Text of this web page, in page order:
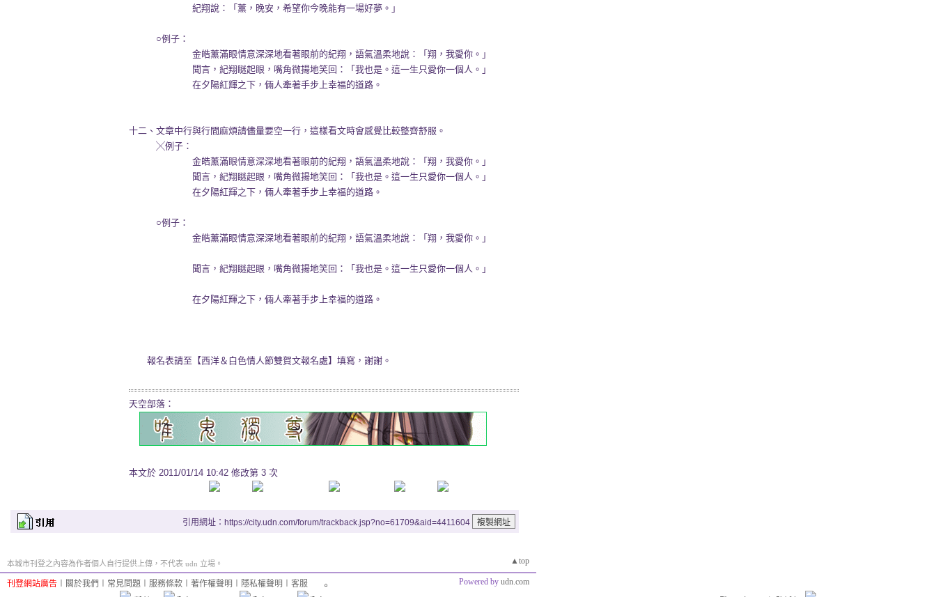
紀翔說：「薰，晚安，希望你今晚能有一場好夢。」
○例子：
金皓薰滿眼情意深深地看著眼前的紀翔，語氣溫柔地說：「翔，我愛你。」
聞言，紀翔瞇起眼，嘴角微揚地笑回：「我也是。這一生只愛你一個人。」
在夕陽紅輝之下，倆人牽著手步上幸福的道路。
十二、文章中行與行間麻煩請儘量要空一行，這樣看文時會感覺比較整齊舒服。
╳例子：
金皓薰滿眼情意深深地看著眼前的紀翔，語氣溫柔地說：「翔，我愛你。」
聞言，紀翔瞇起眼，嘴角微揚地笑回：「我也是。這一生只愛你一個人。」
在夕陽紅輝之下，倆人牽著手步上幸福的道路。
○例子：
金皓薰滿眼情意深深地看著眼前的紀翔，語氣溫柔地說：「翔，我愛你。」
聞言，紀翔瞇起眼，嘴角微揚地笑回：「我也是。這一生只愛你一個人。」
在夕陽紅輝之下，倆人牽著手步上幸福的道路。
報名表請至【西洋＆白色情人節雙賀文報名處】填寫，謝謝。
天空部落：
本文於 2011/01/14 10:42 修改第 3 次
引用網址：https://city.udn.com/forum/trackback.jsp?no=61709&aid=4411604
▲top
本城市刊登之內容為作者個人自行提供上傳，不代表 udn 立場。
刊登網站廣告 關於我們 常見問題 服務條款 著作權聲明 隱私權聲明 客服 Powered by udn.com